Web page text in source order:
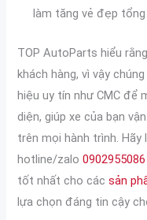
làm tăng vẻ đẹp
TOP AutoParts hiểu
khách hàng, vì vậy
hiệu uy tín như CMC để
diện, giúp xe của bạn
trên mọi hành trình. Hãy
hotline/zalo0902955086
tốt nhất cho cácsản
lựa chọn đáng tin cậy